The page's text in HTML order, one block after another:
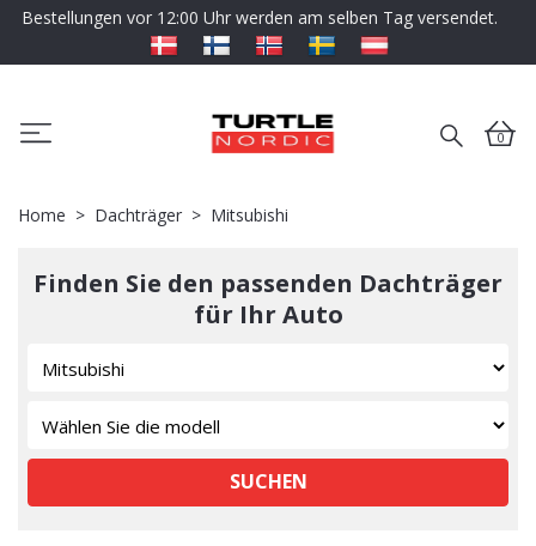
Bestellungen vor 12:00 Uhr werden am selben Tag versendet.
0
Home Dachträger Mitsubishi
Finden Sie den passenden Dachträger
für Ihr Auto
SUCHEN